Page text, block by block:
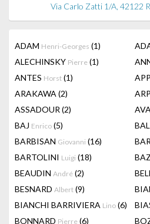
Via Carlo Zatti 1/A, 42122
ADAM Henri-Georges (1)
ALECHINSKY Pierre (1)
ANTES Horst (1)
ARAKAWA (2) ARP
ASSADOUR (2)
BAJ Enrico (5)
BARBISAN Giovanni (16)
BARTOLINI Luigi (18)
BEAUDIN André (2)
BESNARD Albert (9)
BIANCHI BARRIVIERA Lino (6)
BONNARD Pierre (6)